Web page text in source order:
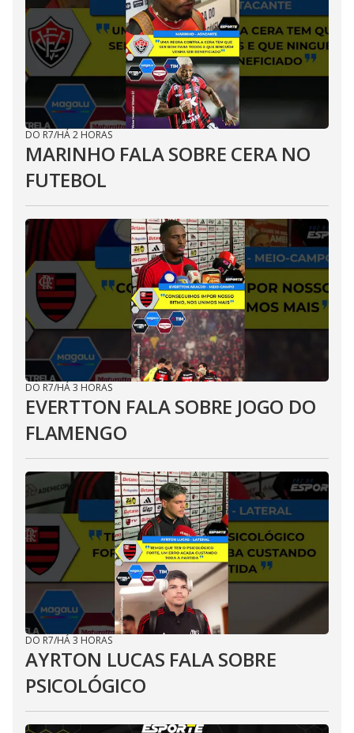
DO R7/HÁ 2 HORAS
MARINHO FALA SOBRE CERA NO
FUTEBOL
DO R7/HÁ 3 HORAS
EVERTTON FALA SOBRE JOGO DO
FLAMENGO
DO R7/HÁ 3 HORAS
AYRTON LUCAS FALA SOBRE
PSICOLÓGICO